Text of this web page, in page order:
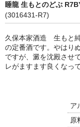
竹泉 田治米（兵庫
諏訪泉 諏訪酒造
旭菊・綾花 旭菊
睡龍 生もとのどぶ
(3016431-R7)
久保本家酒造 生もと
の定番酒です。やはり
ですが、澱を沈殿させ
レがますます良くなっ
ア
原